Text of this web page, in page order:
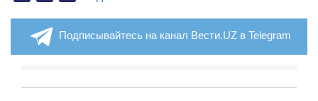
Подписывайтесь на канал Вести.UZ в Telegram